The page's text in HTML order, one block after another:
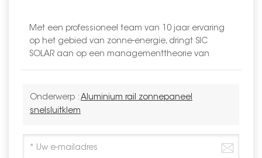
Met een professioneel team van 10 jaar ervaring
op het gebied van zonne-energie, dringt SIC
SOLAR aan op een managementtheorie van
Onderwerp : Aluminium rail zonnepaneel
snelsluitklem